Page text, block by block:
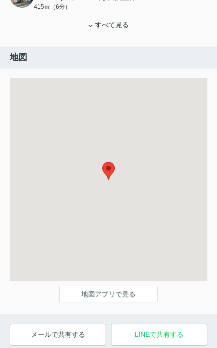
415ｍ（6分）
すべて見る
地図
地図アプリで見る
メールで共有する LINEで共有する